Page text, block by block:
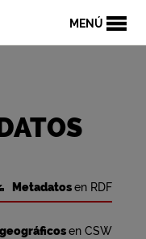
MENÚ
Metadatosen RDF
en CSW